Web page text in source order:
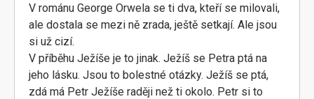
V románu George Orwela se ti dva, kteří se milovali,
ale dostala se mezi ně zrada, ještě setkají. Ale jsou
si už cizí.
V příběhu Ježíše je to jinak. Ježíš se Petra ptá na
jeho lásku. Jsou to bolestné otázky. Ježíš se ptá,
zdá má Petr Ježíše raději než ti okolo. Petr si to